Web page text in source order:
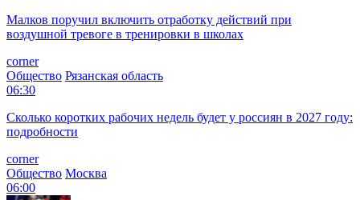
Малков поручил включить отработку действий при
воздушной тревоге в тренировки в школах
corner
Общество Рязанская область
06:30
Сколько коротких рабочих недель будет у россиян в 2027 году:
подробности
corner
Общество Москва
06:00